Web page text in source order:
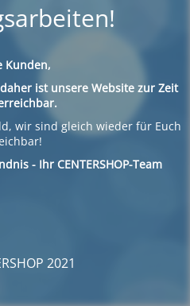
Kunden,
ist unsere Website zur Zeit
wir sind gleich wieder für Euch
- Ihr CENTERSHOP-Team
2021